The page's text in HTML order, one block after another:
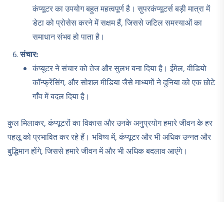
कंप्यूटर का उपयोग बहुत महत्वपूर्ण है। सुपरकंप्यूटर्स बड़ी मात्रा में
डेटा को प्रोसेस करने में सक्षम हैं, जिससे जटिल समस्याओं का
समाधान संभव हो पाता है।
संचार:
कंप्यूटर ने संचार को तेज और सुलभ बना दिया है। ईमेल, वीडियो
कॉन्फ्रेंसिंग, और सोशल मीडिया जैसे माध्यमों ने दुनिया को एक छोटे
गाँव में बदल दिया है।
कुल मिलाकर, कंप्यूटरों का विकास और उनके अनुप्रयोग हमारे जीवन के हर
पहलू को प्रभावित कर रहे हैं। भविष्य में, कंप्यूटर और भी अधिक उन्नत और
बुद्धिमान होंगे, जिससे हमारे जीवन में और भी अधिक बदलाव आएंगे।